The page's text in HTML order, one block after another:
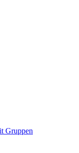
Gruppen